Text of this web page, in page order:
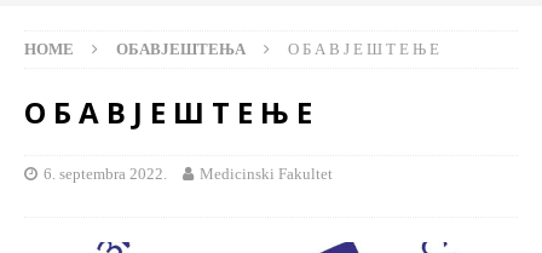
HOME ОБАВЈЕШТЕЊА О Б А В Ј Е Ш Т Е Њ Е
О Б А В Ј Е Ш Т Е Њ Е
6. septembra 2022. Medicinski Fakultet